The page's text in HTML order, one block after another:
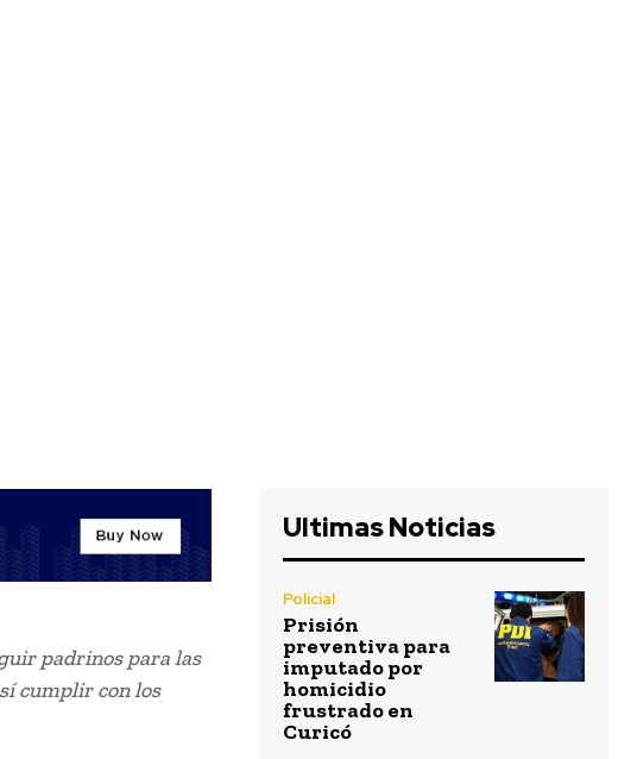
padrinos para las
cumplir con los
Ultimas Noticias
Policial
Prisión
preventiva para
imputado por
homicidio
frustrado en
Curicó